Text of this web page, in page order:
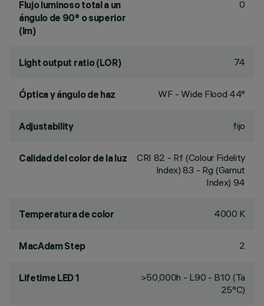
Flujo luminoso total a un
ángulo de 90° o superior
(lm)
0
Light output ratio (LOR) 74
Óptica y ángulo de haz WF - Wide Flood 44°
Adjustability fijo
Calidad del color de la luz CRI 82 - Rf (Colour Fidelity
Index) 83 - Rg (Gamut
Index) 94
Temperatura de color 4000 K
MacAdam Step 2
Lifetime LED 1
>50,000h - L90 - B10 (Ta
25°C)